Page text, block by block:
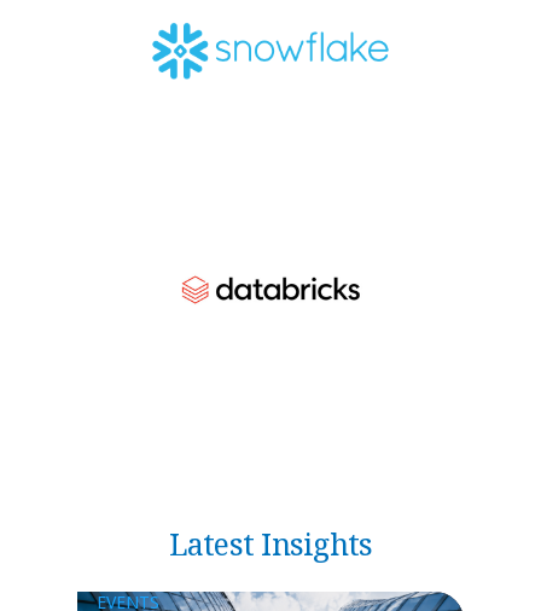
Latest Insights
EVENTS